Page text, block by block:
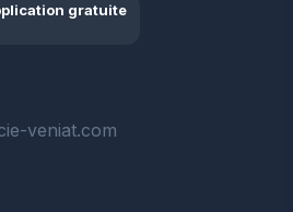
gratuite
veniat.com